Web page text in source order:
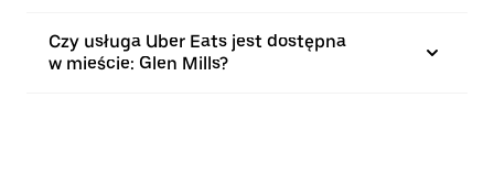
Czy usługa Uber Eats jest dostępna
w mieście: Glen Mills?